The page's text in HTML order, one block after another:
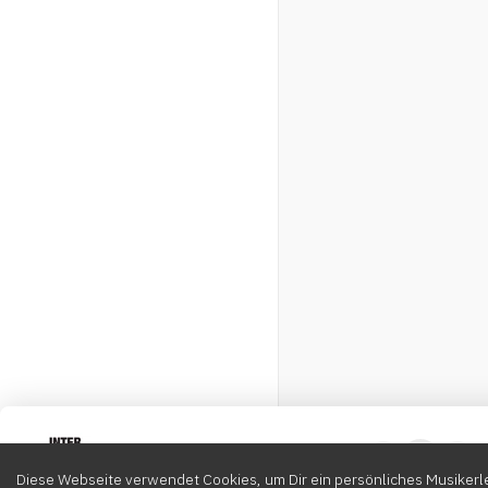
Diese Webseite verwendet Cookies, um Dir ein persönliches